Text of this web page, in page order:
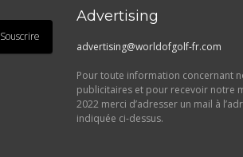
Souscrire
Advertising
advertising@worldofgolf-fr.com
Pour toute information concernant
publicitaires et pour recevoir notre
2022 merci d’adresser un mail à
indiquée ci-dessus.